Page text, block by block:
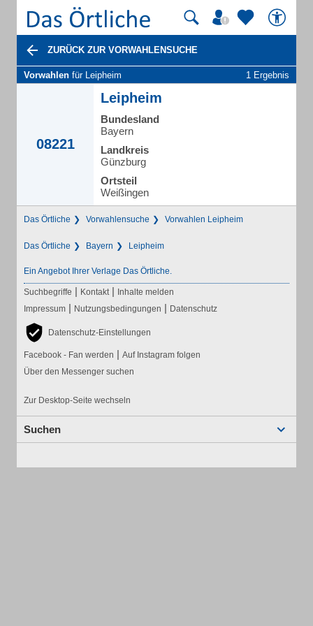
ZURÜCK ZUR VORWAHLENSUCHE
Vorwahlen für Leipheim 1 Ergebnis
08221
Leipheim
Bundesland
Bayern
Landkreis
Günzburg
Ortsteil
Weißingen
Das Örtliche Vorwahlensuche Vorwahlen Leipheim
Das Örtliche Bayern Leipheim
Ein Angebot Ihrer Verlage Das Örtliche.
Suchbegriffe | Kontakt | Inhalte melden
Impressum | Nutzungsbedingungen | Datenschutz
Datenschutz-Einstellungen
Facebook - Fan werden | Auf Instagram folgen
Über den Messenger suchen
Zur Desktop-Seite wechseln
Suchen